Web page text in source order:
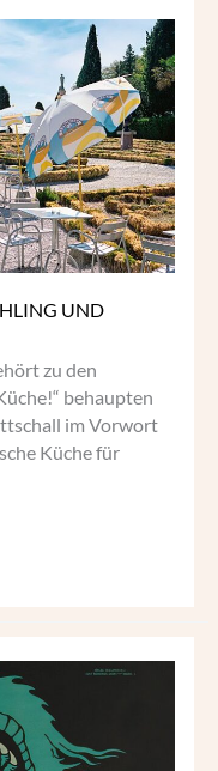
UND
zu den
behaupten
im Vorwort
Küche für